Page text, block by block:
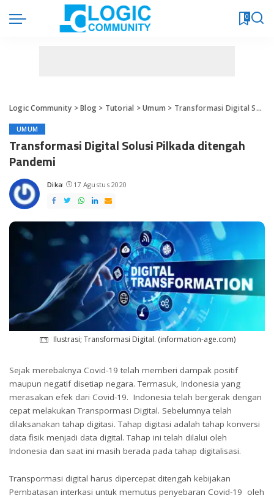
0
Logic Community >Blog> Tutorial >Umum > Transformasi Digital Solusi Pilkada ditengah Pandemi
UMUM
Transformasi Digital Solusi Pilkada ditengah
Pandemi
Posted
by
Dika 17 Agustus 2020
Ilustrasi; Transformasi Digital. (information-age.com)
Sejak merebaknya Covid-19 telah memberi dampak positif
maupun negatif disetiap negara. Termasuk, Indonesia yang
merasakan efek dari Covid-19. Indonesia telah bergerak dengan
cepat melakukan Transpormasi Digital. Sebelumnya telah
dilaksanakan tahap digitasi. Tahap digitasi adalah tahap konversi
data fisik menjadi data digital. Tahap ini telah dilalui oleh
Indonesia dan saat ini masih berada pada tahap digitalisasi.
Transpormasi digital harus dipercepat ditengah kebijakan
Pembatasan interkasi untuk memutus penyebaran Covid-19 oleh